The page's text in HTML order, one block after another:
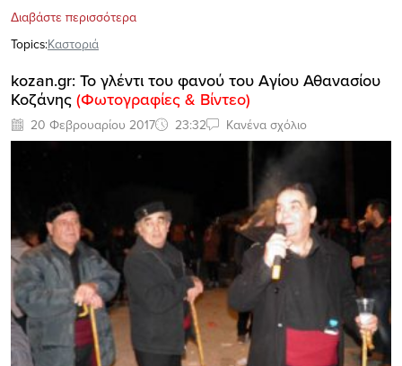
Διαβάστε περισσότερα
Topics:Καστοριά
kozan.gr: Το γλέντι του φανού του Αγίου Αθανασίου
Κοζάνης (Φωτογραφίες & Βίντεο)
20 Φεβρουαρίου 2017 23:32 Κανένα σχόλιο